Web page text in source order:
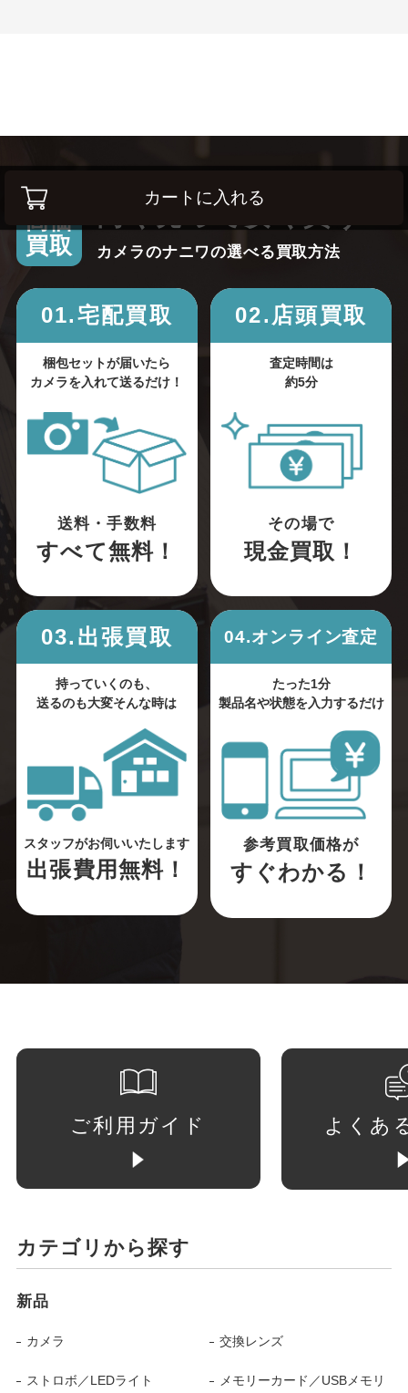
カートに入れる
高価
買取
カメラのナニワの選べる買取方法
01.宅配買取
梱包セットが届いたら
カメラを入れて送るだけ！
送料・手数料
すべて無料！
02.店頭買取
査定時間は
約5分
その場で
現金買取！
03.出張買取
持っていくのも、
送るのも大変そんな時は
スタッフがお伺いいたします
出張費用無料！
04.オンライン査定
たった1分
製品名や状態を入力するだけ
参考買取価格が
すぐわかる！
ご利用ガイド よくあ
カテゴリから探す
新品
カメラ 交換レンズ
ストロボ／LEDライト メモリーカード／USBメモリ